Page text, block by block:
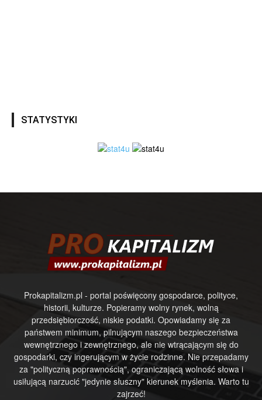
STATYSTYKI
Prokapitalizm.pl - portal poświęcony gospodarce, polityce,
historii, kulturze. Popieramy wolny rynek, wolną
przedsiębiorczość, niskie podatki. Opowiadamy się za
państwem minimum, pilnującym naszego bezpieczeństwa
wewnętrznego i zewnętrznego, ale nie wtrącającym się do
gospodarki, czy ingerującym w życie rodzinne. Nie przepadamy
za "polityczną poprawnością", ograniczającą wolność słowa i
usiłującą narzucić "jedynie słuszny" kierunek myślenia. Warto tu
zajrzeć!